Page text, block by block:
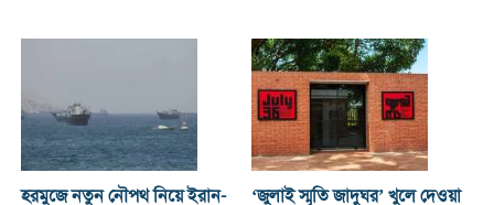
হরমুজে নতুন নৌপথ নিয়ে ইরান-
‘জুলাই স্মৃতি জাদুঘর’ খুলে দেওয়া